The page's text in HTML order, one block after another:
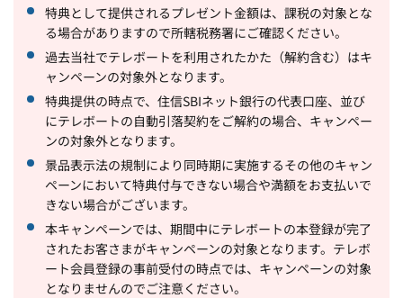
特典として提供されるプレゼント金額は、課税の対象とな
る場合がありますので所轄税務署にご確認ください。
過去当社でテレボートを利用されたかた（解約含む）はキ
ャンペーンの対象外となります。
特典提供の時点で、住信SBIネット銀行の代表口座、並び
にテレボートの自動引落契約をご解約の場合、キャンペー
ンの対象外となります。
景品表示法の規制により同時期に実施するその他のキャン
ペーンにおいて特典付与できない場合や満額をお支払いで
きない場合がございます。
本キャンペーンでは、期間中にテレボートの本登録が完了
されたお客さまがキャンペーンの対象となります。テレボ
ート会員登録の事前受付の時点では、キャンペーンの対象
となりませんのでご注意ください。